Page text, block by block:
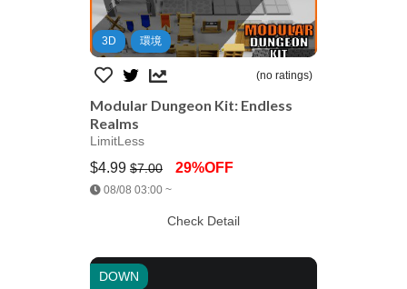
3D 環境
(no ratings)
Modular Dungeon Kit: Endless
Realms
LimitLess
$4.99 $7.00 29%OFF
08/08 03:00 ~
Check Detail
DOWN
Jump AssetStore